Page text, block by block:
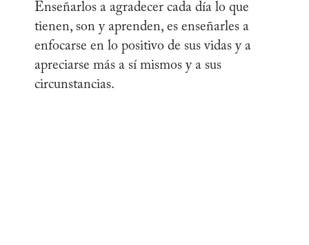
Enseñarlos a agradecer cada día lo que
tienen, son y aprenden, es enseñarles a
enfocarse en lo positivo de sus vidas y a
apreciarse más a sí mismos y a sus
circunstancias.